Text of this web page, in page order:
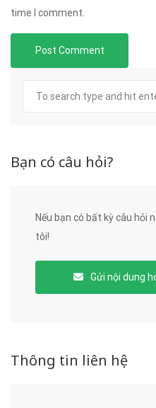
time I comment.
Bạn có câu hỏi?
Nếu bạn có bất kỳ câu hỏi
tôi!
Gửi nội dung
Thông tin liên hệ